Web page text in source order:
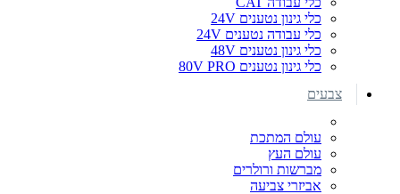
כלי גינון נטענים 24V
כלי עבודה נטענים 24V
כלי גינון נטענים 48V
כלי גינון נטענים 80V PRO
צבעים
עולם המתכת
עולם העץ
מברשות ורולרים
אביזרי צביעה